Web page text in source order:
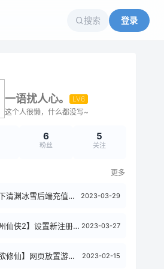
搜索 登录
一语扰人心。
LV6
这个人很懒，什么都没写~
6
粉丝
5
关注
更多
请问下清渊冰雪后端充值比例金额，修改哪个文件，路径是那里？ 2023-03-29
【九州仙侠2】设置新注册账号赠送平台币 2023-03-27
【我欲修仙】网页放置游戏源码+教程 2023-02-15